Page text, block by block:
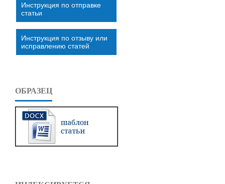
Инструкция по отправке
статьи
Инструкция по отзыву или
исправлению статей
ОБРАЗЕЦ